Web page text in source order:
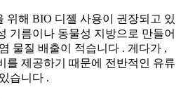
위해 BIO 디젤 사용이 권장되고 있
기름이나 동물성 지방으로 만들어
물질 배출이 적습니다 . 게다가 ,
를 제공하기 때문에 전반적인 유류
습니다 .